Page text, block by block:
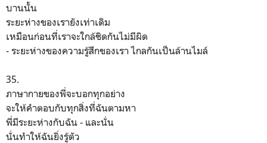
บานนั้น
ระยะห่างของเรายังเท่าเดิม
เหมือนก่อนที่เราจะใกล้ชิดกันไม่มีผิด
- ระยะห่างของความรู้สึกของเรา ไกลกันเป็นล้านไมล์
35.
ภาษากายของพี่จะบอกทุกอย่าง
จะให้คำตอบกับทุกสิ่งที่ฉันตามหา
พี่มีระยะห่างกับฉัน - และนั่น
นั่นทำให้ฉันยิ่งรู้ตัว